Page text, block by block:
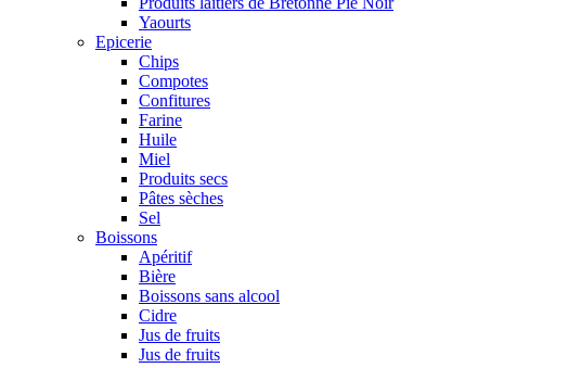
Yaourts
Epicerie
Chips
Compotes
Confitures
Farine
Huile
Miel
Produits secs
Pâtes sèches
Sel
Boissons
Apéritif
Bière
Boissons sans alcool
Cidre
Jus de fruits
Jus de fruits